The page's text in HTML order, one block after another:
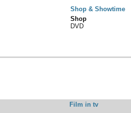
Shop & Showtime
Shop
DVD
Film in tv